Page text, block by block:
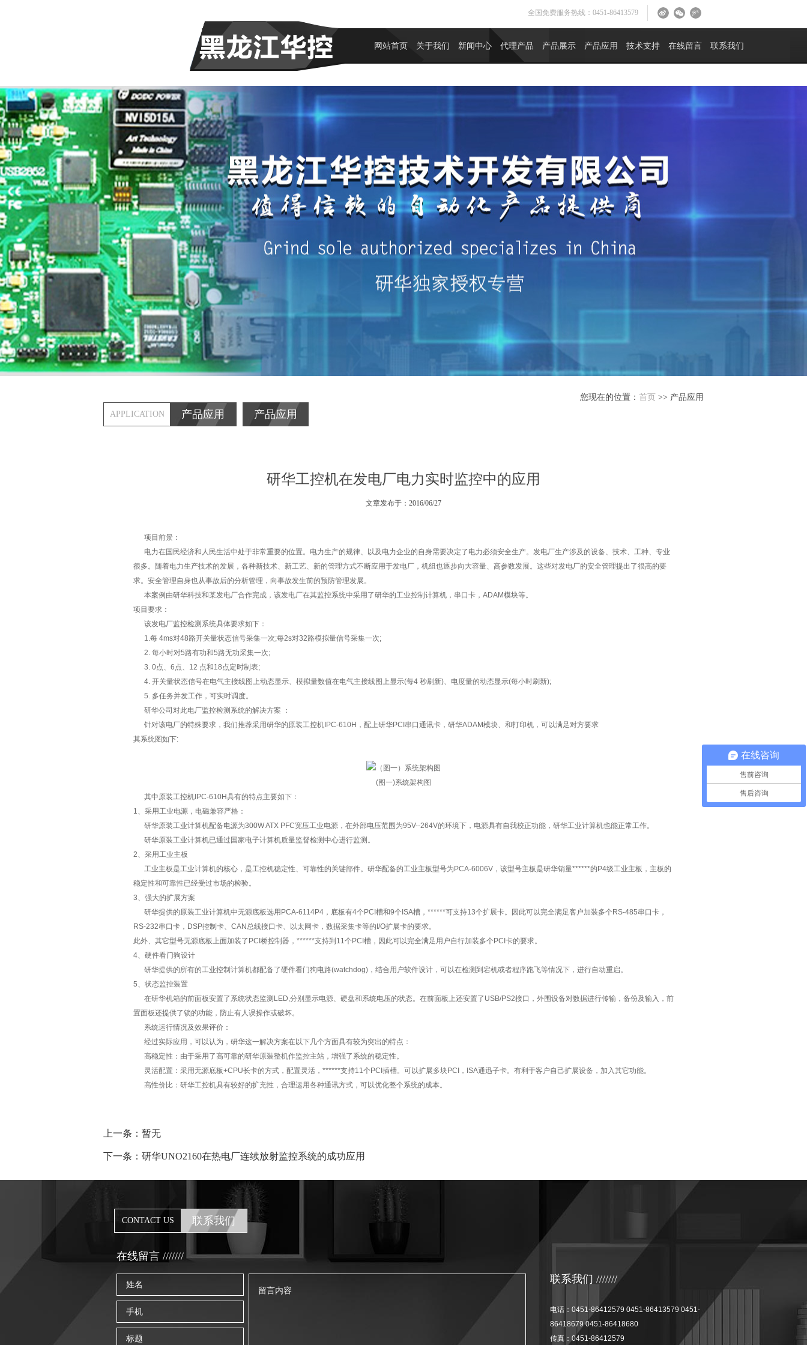
全国免费服务热线：0451-86413579
网站首页 关于我们 新闻中心 代理产品 产品展示 产品应用 技术支持 在线留言 联系我们
您现在的位置： 首页 >> 产品应用
APPLICATION
产品应用 产品应用
研华工控机在发电厂电力实时监控中的应用
文章发布于：2016/06/27
项目前景：
电力在国民经济和人民生活中处于非常重要的位置。电力生产的规律、以及电力企业的自身需要决定了电力必须安全生产。发电厂生产涉及的设备、技术、工种、专业
很多。随着电力生产技术的发展，各种新技术、新工艺、新的管理方式不断应用于发电厂，机组也逐步向大容量、高参数发展。这些对发电厂的安全管理提出了很高的要
求。安全管理自身也从事故后的分析管理，向事故发生前的预防管理发展。
本案例由研华科技和某发电厂合作完成，该发电厂在其监控系统中采用了研华的工业控制计算机，串口卡，ADAM模块等。
项目要求：
该发电厂监控检测系统具体要求如下：
1.每 4ms对48路开关量状态信号采集一次;每2s对32路模拟量信号采集一次;
2. 每小时对5路有功和5路无功采集一次;
3. 0点、6点、12 点和18点定时制表;
4. 开关量状态信号在电气主接线图上动态显示、模拟量数值在电气主接线图上显示(每4 秒刷新)、电度量的动态显示(每小时刷新);
5. 多任务并发工作，可实时调度。
研华公司对此电厂监控检测系统的解决方案 ：
针对该电厂的特殊要求，我们推荐采用研华的原装工控机IPC-610H，配上研华PCI串口通讯卡，研华ADAM模块、和打印机，可以满足对方要求
其系统图如下:
(图一)系统架构图
其中原装工控机IPC-610H具有的特点主要如下：
1、采用工业电源，电磁兼容严格：
研华原装工业计算机配备电源为300W ATX PFC宽压工业电源，在外部电压范围为95V--264V的环境下，电源具有自我校正功能，研华工业计算机也能正常工作。
研华原装工业计算机已通过国家电子计算机质量监督检测中心进行监测。
2、采用工业主板
工业主板是工业计算机的核心，是工控机稳定性、可靠性的关键部件。研华配备的工业主板型号为PCA-6006V，该型号主板是研华销量******的P4级工业主板，主板的
稳定性和可靠性已经受过市场的检验。
3、强大的扩展方案
研华提供的原装工业计算机中无源底板选用PCA-6114P4，底板有4个PCI槽和9个ISA槽，******可支持13个扩展卡。因此可以完全满足客户加装多个RS-485串口卡，
RS-232串口卡，DSP控制卡、CAN总线接口卡、以太网卡，数据采集卡等的I/O扩展卡的要求。
此外、其它型号无源底板上面加装了PCI桥控制器，******支持到11个PCI槽，因此可以完全满足用户自行加装多个PCI卡的要求。
4、硬件看门狗设计
研华提供的所有的工业控制计算机都配备了硬件看门狗电路(watchdog)，结合用户软件设计，可以在检测到宕机或者程序跑飞等情况下，进行自动重启。
5、状态监控装置
在研华机箱的前面板安置了系统状态监测LED,分别显示电源、硬盘和系统电压的状态。在前面板上还安置了USB/PS2接口，外围设备对数据进行传输，备份及输入，前
置面板还提供了锁的功能，防止有人误操作或破坏。
系统运行情况及效果评价：
经过实际应用，可以认为，研华这一解决方案在以下几个方面具有较为突出的特点：
高稳定性：由于采用了高可靠的研华原装整机作监控主站，增强了系统的稳定性。
灵活配置：采用无源底板+CPU长卡的方式，配置灵活，******支持11个PCI插槽。可以扩展多块PCI，ISA通迅子卡。有利于客户自己扩展设备，加入其它功能。
高性价比：研华工控机具有较好的扩充性，合理运用各种通讯方式，可以优化整个系统的成本。
上一条：暂无
下一条：研华UNO2160在热电厂连续放射监控系统的成功应用
CONTACT US 联系我们
在线留言 ///////
联系我们 ///////
电话：0451-86412579 0451-86413579 0451-
86418679 0451-86418680
传真：0451-86412579
在线咨询
售前咨询
售后咨询